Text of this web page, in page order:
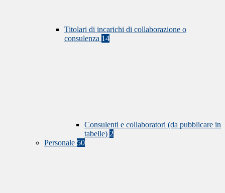
Titolari di incarichi di collaborazione o
consulenza 14
Consulenti e collaboratori (da pubblicare in
tabelle) 2
Personale 50